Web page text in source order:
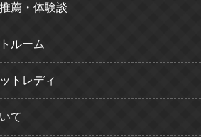
薦・体験談
ルーム
トレディ
て